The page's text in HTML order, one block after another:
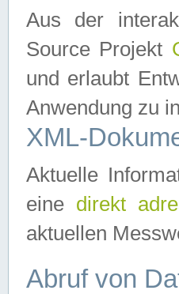
Aus der
Source Projekt
und erlaubt
Anwendung zu
XML-
Aktuelle
eine direkt
aktuellen
Abruf von